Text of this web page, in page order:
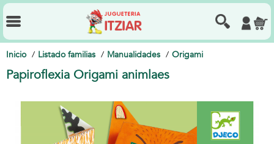
Inicio Listado familias Manualidades Origami
Papiroflexia Origami animlaes